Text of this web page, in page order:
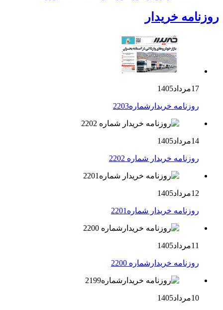
روزنامه خریدار
17مرداد1405
روزنامه خریدارشماره2203
14مرداد1405
روزنامه خریدار شماره 2202
12مرداد1405
روزنامه خریدار شماره2201
11مرداد1405
روزنامه خریدارشماره 2200
10مرداد1405